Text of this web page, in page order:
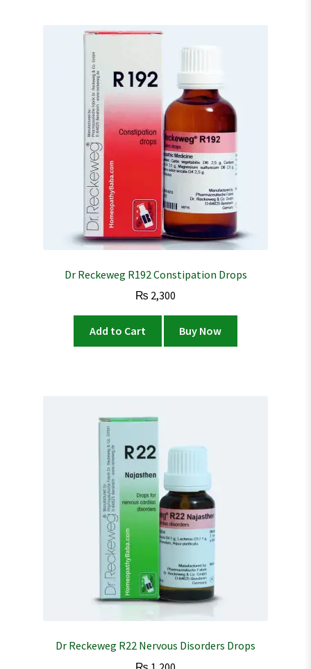
Dr Reckeweg R192 Constipation Drops
₨ 2,300
Add to Cart Buy Now
Dr Reckeweg R22 Nervous Disorders Drops